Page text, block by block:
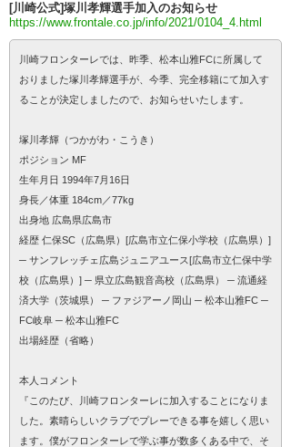
[川崎公式]塚川孝輝選手加入のお知らせ
https://www.frontale.co.jp/info/2021/0104_4.html
川崎フロンターレでは、昨季、松本山雅FCに所属して
おりました塚川孝輝選手が、今季、完全移籍にて加入す
ることが決定しましたので、お知らせいたします。
塚川孝輝（つかがわ・こうき）
ポジション MF
生年月日 1994年7月16日
身長／体重 184cm／77kg
出身地 広島県広島市
経歴 仁保SC（広島県）[広島市立仁保小学校（広島県）]
─ サンフレッチェ広島ジュニアユース[広島市立仁保中学
校（広島県）] ─ 県立広島観音高校（広島県） ─ 流通経
済大学（茨城県） ─ ファジアーノ岡山 ─ 松本山雅FC ─
FC岐阜 ─ 松本山雅FC
出場経歴（省略）
本人コメント
『このたび、川崎フロンターレに加入することになりま
した。素晴らしいクラブでプレーできる事を嬉しく思い
ます。僕がフロンターレで学ぶ事が数多くある中で、そ